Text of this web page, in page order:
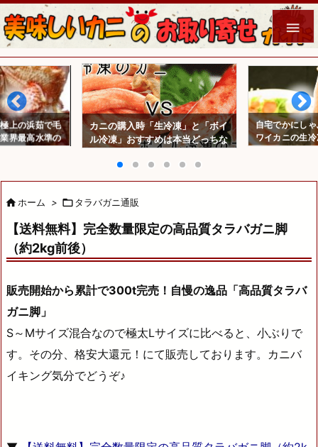

上の浜茹で毛
界最高水準の
カニの購入時「生冷凍」と「ボイ
ル冷凍」おすすめは本当どっちな
の？
自宅でかにし
ワイカニの生
だね
ホーム > タラバガニ通販
【送料無料】完全数量限定の高品質タラバガニ脚
（約2kg前後）
販売開始から累計で300t完売！自慢の逸品「高品質タラバ
ガニ脚」
S～Mサイズ混合なので極太Lサイズに比べると、小ぶりで
す。その分、格安大還元！にて販売しております。カニバ
イキング気分でどうぞ♪